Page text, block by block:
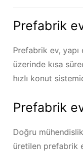
Prefabrik
Prefabrik ev,
üzerinde kısa
hızlı konut
Prefabrik
Doğru
üretilen prefabrik